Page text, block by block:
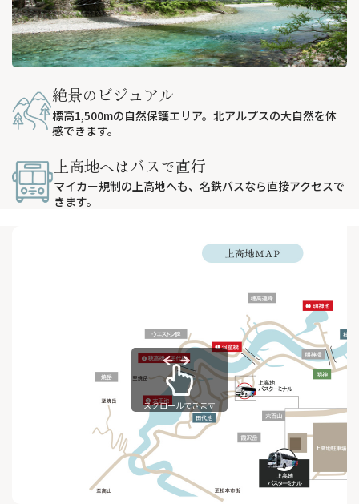
絶景のビジュアル
標高1,500mの自然保護エリア。北アルプスの大自然を体
感できます。
上高地へはバスで直行
マイカー規制の上高地へも、名鉄バスなら直接アクセスで
きます。
スクロールできます